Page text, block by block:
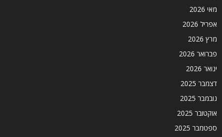
מאי 2026
אפריל 2026
מרץ 2026
פברואר 2026
ינואר 2026
דצמבר 2025
נובמבר 2025
אוקטובר 2025
ספטמבר 2025